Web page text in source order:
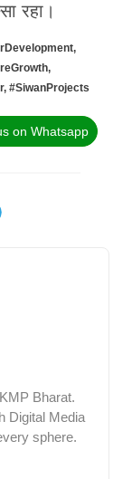
रहा।
,
,
, #SiwanProjects
on Whatsapp
Bharat.
Digital Media
sphere.